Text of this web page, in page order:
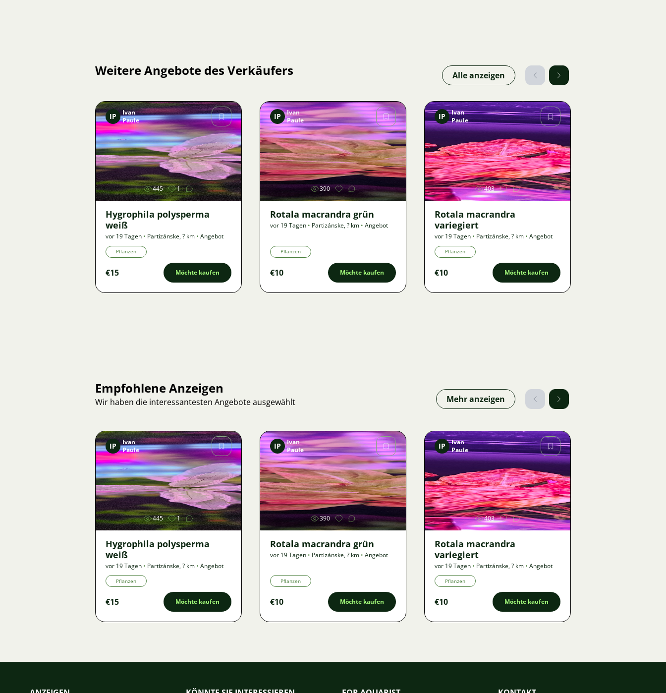
Weitere Angebote des Verkäufers Alle anzeigen
Bild
IP
Ivan
Paule
445 1
Hygrophila polysperma
weiß
vor 19 Tagen • Partizánske,? km • Angebot
Pflanzen
€15 Möchte kaufen
Bild
IP
Ivan
Paule
390
Rotala macrandra grün
vor 19 Tagen • Partizánske,? km • Angebot
Pflanzen
€10 Möchte kaufen
Bild
IP
Ivan
Paule
403
Rotala macrandra
variegiert
vor 19 Tagen • Partizánske,? km • Angebot
Pflanzen
€10 Möchte kaufen
Empfohlene Anzeigen
Wir haben die interessantesten Angebote ausgewählt Mehr anzeigen
Bild
IP
Ivan
Paule
445 1
Hygrophila polysperma
weiß
vor 19 Tagen • Partizánske,? km • Angebot
Pflanzen
€15 Möchte kaufen
Bild
IP
Ivan
Paule
390
Rotala macrandra grün
vor 19 Tagen • Partizánske,? km • Angebot
Pflanzen
€10 Möchte kaufen
Bild
IP
Ivan
Paule
403
Rotala macrandra
variegiert
vor 19 Tagen • Partizánske,? km • Angebot
Pflanzen
€10 Möchte kaufen